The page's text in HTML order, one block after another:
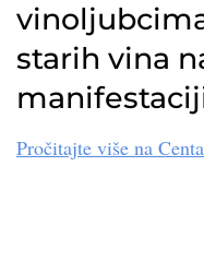
starih vina
Pročitajte više na